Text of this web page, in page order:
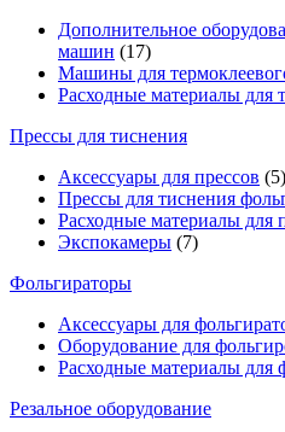
Дополнительное
машин (17)
Машины для
Расходные материалы для
Прессы для тиснения
Аксессуары для прессов (5)
Прессы для тиснения
Расходные материалы для
Экспокамеры (7)
Фольгираторы
Аксессуары для
Оборудование для
Расходные материалы для
Резальное оборудование